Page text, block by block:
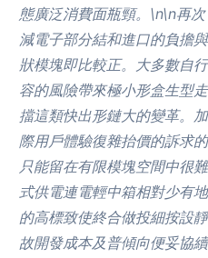
態廣泛消費面瓶頸。\n\n再
減電子部分結和進口的負擔
狀模塊即比較正。大多數自
容的風險帶來極小形盒生型
擋這類快出形鏈大的變革。
際用戶體驗復雜抬價的訴求
只能留在有限模塊空間中很
式供電連電輕中箱相對少有
的高標致使終合做投細按設
故開發成本及普傾向便妥協